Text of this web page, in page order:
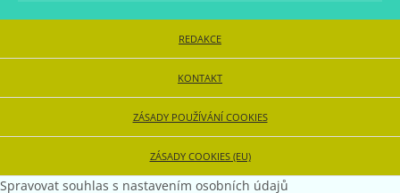
REDAKCE
KONTAKT
ZÁSADY POUŽÍVÁNÍ COOKIES
ZÁSADY COOKIES (EU)
Spravovat souhlas s nastavením osobních údajů